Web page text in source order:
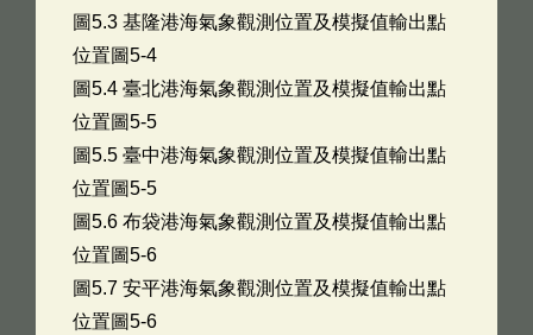
圖5.3 基隆港海氣象觀測位置及模擬值輸出點
位置圖5-4
圖5.4 臺北港海氣象觀測位置及模擬值輸出點
位置圖5-5
圖5.5 臺中港海氣象觀測位置及模擬值輸出點
位置圖5-5
圖5.6 布袋港海氣象觀測位置及模擬值輸出點
位置圖5-6
圖5.7 安平港海氣象觀測位置及模擬值輸出點
位置圖5-6